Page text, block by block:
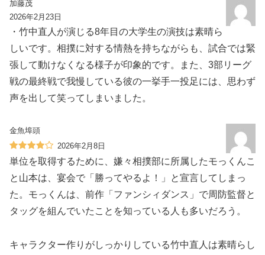
加藤茂
2026年2月23日
・竹中直人が演じる8年目の大学生の演技は素晴ら
しいです。相撲に対する情熱を持ちながらも、試合では緊
張して動けなくなる様子が印象的です。また、3部リーグ
戦の最終戦で我慢している彼の一挙手一投足には、思わず
声を出して笑ってしまいました。
金魚埠頭
2026年2月8日
単位を取得するために、嫌々相撲部に所属したモっくんこ
と山本は、宴会で「勝ってやるよ！」と宣言してしまっ
た。モっくんは、前作「ファンシィダンス」で周防監督と
タッグを組んでいたことを知っている人も多いだろう。
キャラクター作りがしっかりしている竹中直人は素晴らし